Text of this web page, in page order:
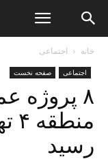
خانه اجتماعی
اجتماعی صفحه نخست
۸ پروژه
رسید